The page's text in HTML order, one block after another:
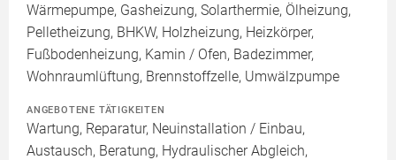
Wärmepumpe, Gasheizung, Solarthermie, Ölheizung,
Pelletheizung, BHKW, Holzheizung, Heizkörper,
Fußbodenheizung, Kamin / Ofen, Badezimmer,
Wohnraumlüftung, Brennstoffzelle, Umwälzpumpe
ANGEBOTENE TÄTIGKEITEN
Wartung, Reparatur, Neuinstallation / Einbau,
Austausch, Beratung, Hydraulischer Abgleich,